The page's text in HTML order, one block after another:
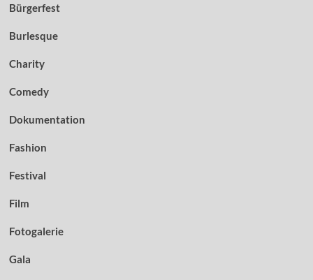
Bürgerfest
Burlesque
Charity
Comedy
Dokumentation
Fashion
Festival
Film
Fotogalerie
Gala